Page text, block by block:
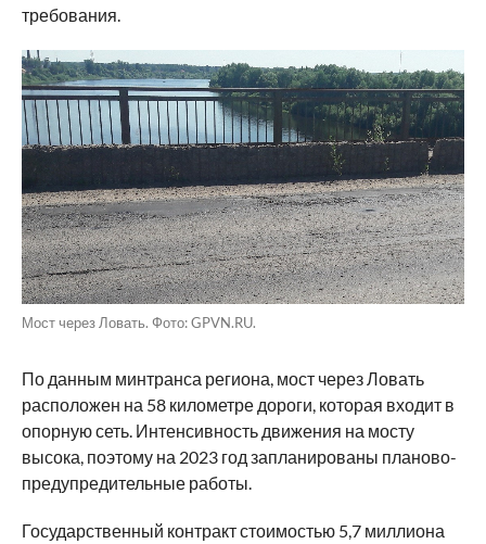
требования.
Мост через Ловать. Фото: GPVN.RU.
По данным минтранса региона, мост через Ловать
расположен на 58 километре дороги, которая входит в
опорную сеть. Интенсивность движения на мосту
высока, поэтому на 2023 год запланированы планово-
предупредительные работы.
Государственный контракт стоимостью 5,7 миллиона